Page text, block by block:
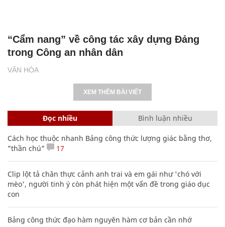
VĂN HÓA
“Cẩm nang” về công tác xây dựng Đảng
trong Công an nhân dân
XEM THÊM BÀI VIẾT
Đọc nhiều Bình luận nhiều
Cách học thuộc nhanh Bảng công thức lượng giác bằng thơ,
"thần chú"
17
Clip lột tả chân thực cảnh anh trai và em gái như 'chó với
mèo', người tinh ý còn phát hiện một vấn đề trong giáo dục
con
Bảng công thức đạo hàm nguyên hàm cơ bản cần nhớ